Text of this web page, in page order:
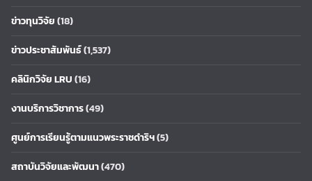
ข่าวทุนวิจัย(18)
ข่าวประชาสัมพันธ์(1,537)
คลินิกวิจัย LRU(16)
งานบริการวิชาการ(49)
ศูนย์การเรียนรู้ตามแนวพระราชดำริฯ(5)
สถาบันวิจัยและพัฒนา(470)